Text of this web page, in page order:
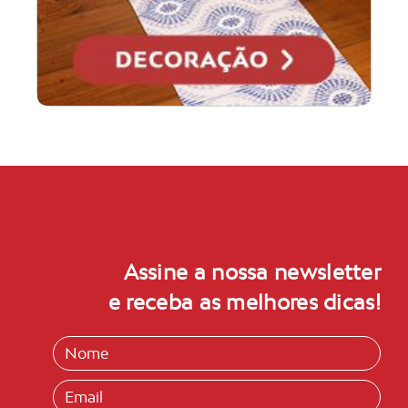
Assine a nossa newsletter
e receba as melhores dicas!